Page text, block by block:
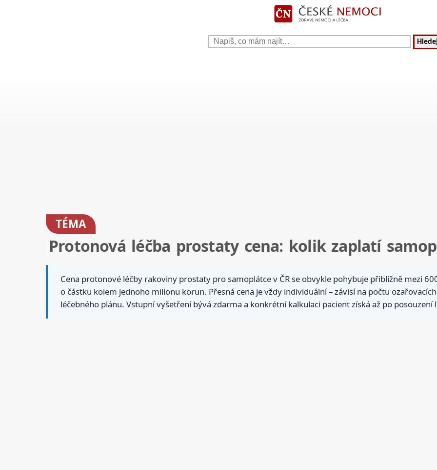
TÉMA
Protonová léčba prostaty cena: kolik zaplatí
Cena protonové léčby rakoviny prostaty pro samoplátce v ČR se obvykle pohybuje přibližně mezi
o částku kolem jednoho milionu korun. Přesná cena je vždy individuální – závisí na počtu
léčebného plánu. Vstupní vyšetření bývá zdarma a konkrétní kalkulaci pacient získá až po posouzení